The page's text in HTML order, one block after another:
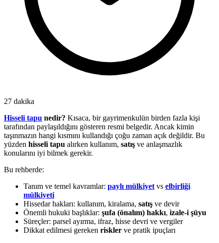
27 dakika
Hisseli tapu nedir? Kısaca, bir gayrimenkulün birden fazla kişi
tarafından paylaşıldığını gösteren resmi belgedir. Ancak kimin
taşınmazın hangi kısmını kullandığı çoğu zaman açık değildir. Bu
yüzden hisseli tapu alırken kullanım, satış ve anlaşmazlık
konularını iyi bilmek gerekir.
Bu rehberde:
Tanım ve temel kavramlar: paylı mülkiyet vs elbirliği
mülkiyeti
Hissedar hakları: kullanım, kiralama, satış ve devir
Önemli hukuki başlıklar: şufa (önalım) hakkı, izale-i şüyu
Süreçler: parsel ayırma, ifraz, hisse devri ve vergiler
Dikkat edilmesi gereken riskler ve pratik ipuçları